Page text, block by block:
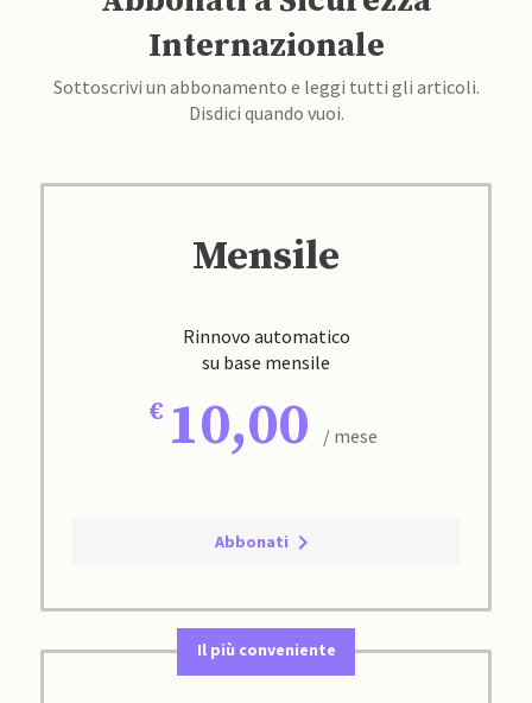
Internazionale
Sottoscrivi un abbonamento e leggi tutti gli articoli.
Disdici quando vuoi.
Mensile
Rinnovo automatico
su base mensile
10,00 / mese
Abbonati
Il più conveniente